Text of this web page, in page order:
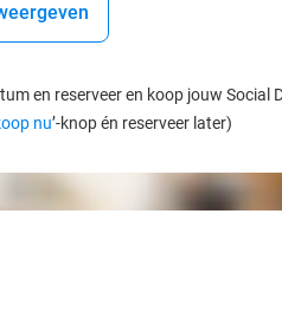
en reserveer en koop jouw Social
nu’-knop én reserveer later)